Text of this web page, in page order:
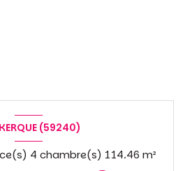
(59240)
Appartement 5 pièce(s) 4 chambre(s) 114.46 m²